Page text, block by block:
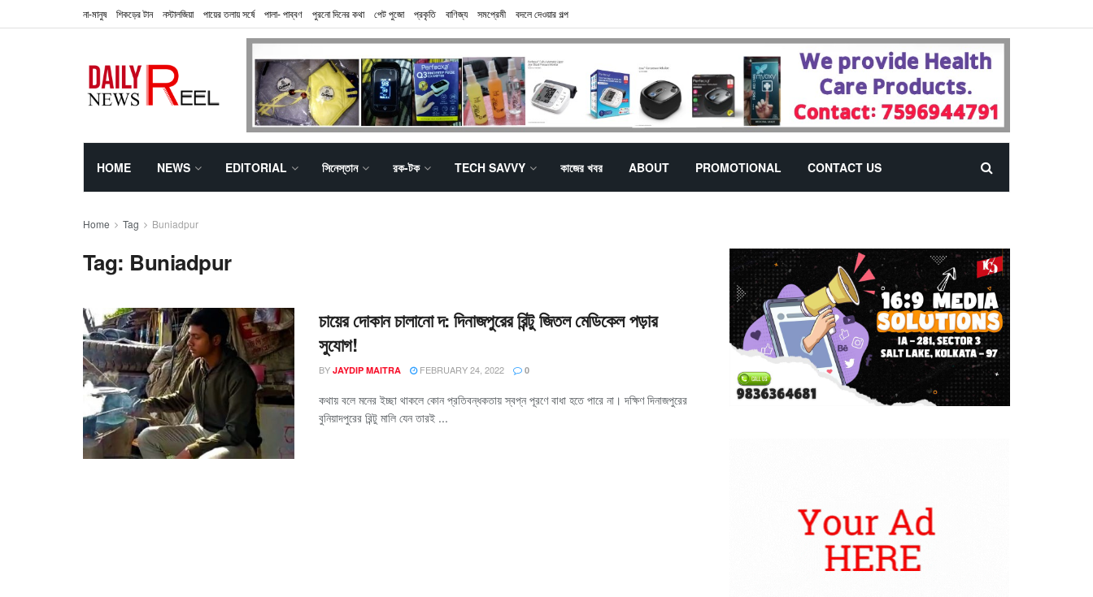
না-মানুষ শিকড়ের টান নস্টালজিয়া পায়ের তলায় সর্ষে পালা- পাব্বণ পুরনো দিনের কথা পেট পুজো প্রকৃতি বাণিজ্য সমপ্রেমী বদলে দেওয়ার গল্প
HOME NEWS EDITORIAL সিনেস্তান রক-টক TECH SAVVY কাজের খবর ABOUT PROMOTIONAL CONTACT US
Home Tag Buniadpur
Tag: Buniadpur
চায়ের দোকান চালানো দ: দিনাজপুরের রিন্টু জিতল মেডিকেল পড়ার
সুযোগ!
BY JAYDIP MAITRA FEBRUARY 24, 2022 0
কথায় বলে মনের ইচ্ছা থাকলে কোন প্রতিবন্ধকতায় স্বপ্ন পূরণে বাধা হতে পারে না। দক্ষিণ দিনাজপুরের
বুনিয়াদপুরের রিন্টু মালি যেন তারই ...